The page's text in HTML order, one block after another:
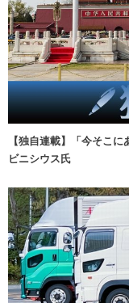
【独自連載】「今そこ
ビニシウス氏